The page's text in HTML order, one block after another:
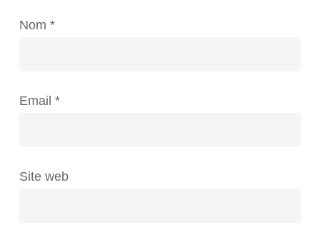
Nom *
Email *
Site web